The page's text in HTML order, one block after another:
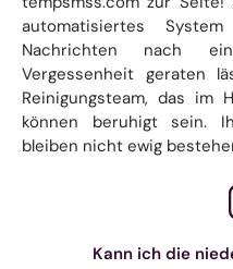
automatisiertes
Nachrichten nach
Vergessenheit geraten
Reinigungsteam, das im
können beruhigt sein.
bleiben nicht ewig
Kann ich die